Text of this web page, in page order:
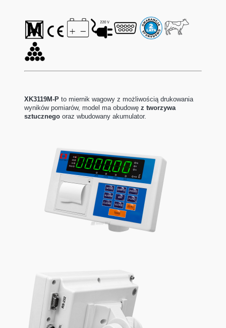
XK3119M-P to miernik wagowy z możliwością drukowania
wyników pomiarów, model ma obudowę z tworzywa
sztucznego oraz wbudowany akumulator.